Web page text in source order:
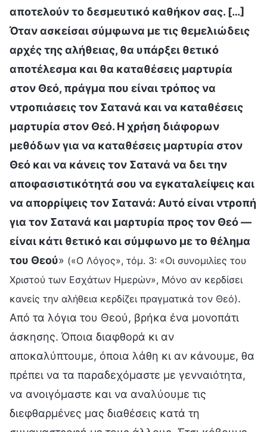
αποτελούν το δεσμευτικό καθήκον σας. […]
Όταν ασκείσαι σύμφωνα με τις θεμελιώδεις
αρχές της αλήθειας, θα υπάρξει θετικό
αποτέλεσμα και θα καταθέσεις μαρτυρία
στον Θεό, πράγμα που είναι τρόπος να
ντροπιάσεις τον Σατανά και να καταθέσεις
μαρτυρία στον Θεό. Η χρήση διάφορων
μεθόδων για να καταθέσεις μαρτυρία στον
Θεό και να κάνεις τον Σατανά να δει την
αποφασιστικότητά σου να εγκαταλείψεις και
να απορρίψεις τον Σατανά: Αυτό είναι ντροπή
για τον Σατανά και μαρτυρία προς τον Θεό —
είναι κάτι θετικό και σύμφωνο με το θέλημα
του Θεού» («Ο Λόγος», τόμ. 3: «Οι συνομιλίες του
Χριστού των Εσχάτων Ημερών», Μόνο αν κερδίσει
κανείς την αλήθεια κερδίζει πραγματικά τον Θεό).
Από τα λόγια του Θεού, βρήκα ένα μονοπάτι
άσκησης. Όποια διαφθορά κι αν
αποκαλύπτουμε, όποια λάθη κι αν κάνουμε, θα
πρέπει να τα παραδεχόμαστε με γενναιότητα,
να ανοιγόμαστε και να αναλύουμε τις
διεφθαρμένες μας διαθέσεις κατά τη